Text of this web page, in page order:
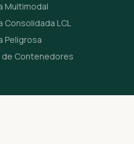
Multimodal
Consolidada LCL
Peligrosa
de Contenedores